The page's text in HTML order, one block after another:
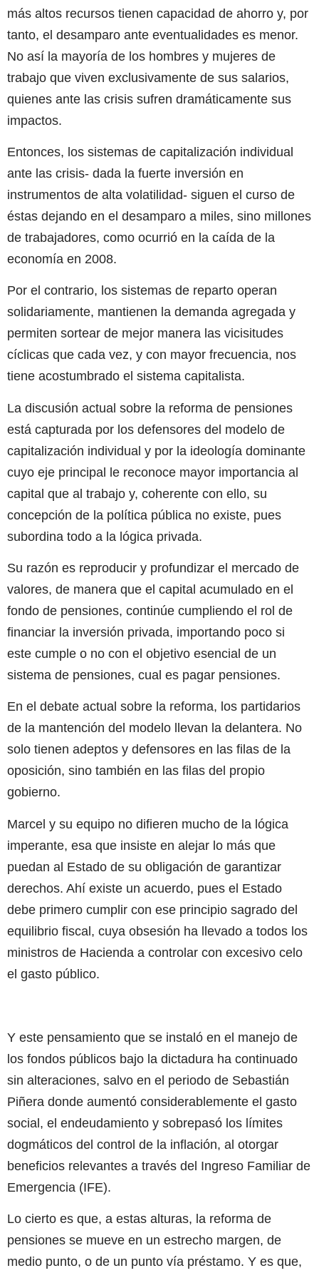
más altos recursos tienen capacidad de ahorro y, por
tanto, el desamparo ante eventualidades es menor.
No así la mayoría de los hombres y mujeres de
trabajo que viven exclusivamente de sus salarios,
quienes ante las crisis sufren dramáticamente sus
impactos.
Entonces, los sistemas de capitalización individual
ante las crisis- dada la fuerte inversión en
instrumentos de alta volatilidad- siguen el curso de
éstas dejando en el desamparo a miles, sino millones
de trabajadores, como ocurrió en la caída de la
economía en 2008.
Por el contrario, los sistemas de reparto operan
solidariamente, mantienen la demanda agregada y
permiten sortear de mejor manera las vicisitudes
cíclicas que cada vez, y con mayor frecuencia, nos
tiene acostumbrado el sistema capitalista.
La discusión actual sobre la reforma de pensiones
está capturada por los defensores del modelo de
capitalización individual y por la ideología dominante
cuyo eje principal le reconoce mayor importancia al
capital que al trabajo y, coherente con ello, su
concepción de la política pública no existe, pues
subordina todo a la lógica privada.
Su razón es reproducir y profundizar el mercado de
valores, de manera que el capital acumulado en el
fondo de pensiones, continúe cumpliendo el rol de
financiar la inversión privada, importando poco si
este cumple o no con el objetivo esencial de un
sistema de pensiones, cual es pagar pensiones.
En el debate actual sobre la reforma, los partidarios
de la mantención del modelo llevan la delantera. No
solo tienen adeptos y defensores en las filas de la
oposición, sino también en las filas del propio
gobierno.
Marcel y su equipo no difieren mucho de la lógica
imperante, esa que insiste en alejar lo más que
puedan al Estado de su obligación de garantizar
derechos. Ahí existe un acuerdo, pues el Estado
debe primero cumplir con ese principio sagrado del
equilibrio fiscal, cuya obsesión ha llevado a todos los
ministros de Hacienda a controlar con excesivo celo
el gasto público.
Y este pensamiento que se instaló en el manejo de
los fondos públicos bajo la dictadura ha continuado
sin alteraciones, salvo en el periodo de Sebastián
Piñera donde aumentó considerablemente el gasto
social, el endeudamiento y sobrepasó los límites
dogmáticos del control de la inflación, al otorgar
beneficios relevantes a través del Ingreso Familiar de
Emergencia (IFE).
Lo cierto es que, a estas alturas, la reforma de
pensiones se mueve en un estrecho margen, de
medio punto, o de un punto vía préstamo. Y es que,